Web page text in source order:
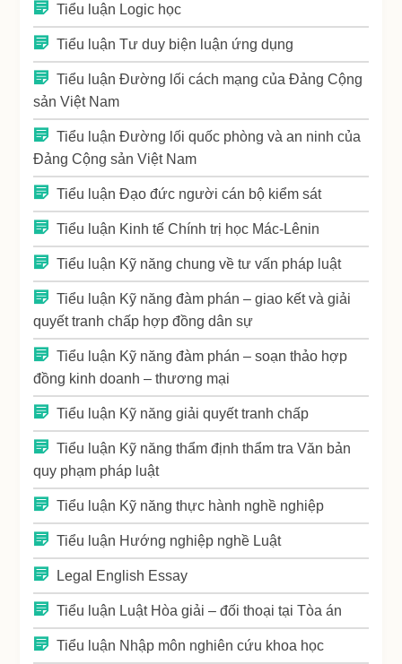
Tiểu luận Logic học
Tiểu luận Tư duy biện luận ứng dụng
Tiểu luận Đường lối cách mạng của Đảng Cộng
sản Việt Nam
Tiểu luận Đường lối quốc phòng và an ninh của
Đảng Cộng sản Việt Nam
Tiểu luận Đạo đức người cán bộ kiểm sát
Tiểu luận Kinh tế Chính trị học Mác-Lênin
Tiểu luận Kỹ năng chung về tư vấn pháp luật
Tiểu luận Kỹ năng đàm phán – giao kết và giải
quyết tranh chấp hợp đồng dân sự
Tiểu luận Kỹ năng đàm phán – soạn thảo hợp
đồng kinh doanh – thương mại
Tiểu luận Kỹ năng giải quyết tranh chấp
Tiểu luận Kỹ năng thẩm định thẩm tra Văn bản
quy phạm pháp luật
Tiểu luận Kỹ năng thực hành nghề nghiệp
Tiểu luận Hướng nghiệp nghề Luật
Legal English Essay
Tiểu luận Luật Hòa giải – đối thoại tại Tòa án
Tiểu luận Nhập môn nghiên cứu khoa học